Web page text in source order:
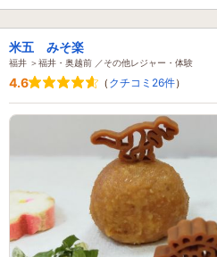
米五 みそ楽
福井 ＞福井・奥越前 ／その他レジャー・体験
4.6 （ クチコミ26件）